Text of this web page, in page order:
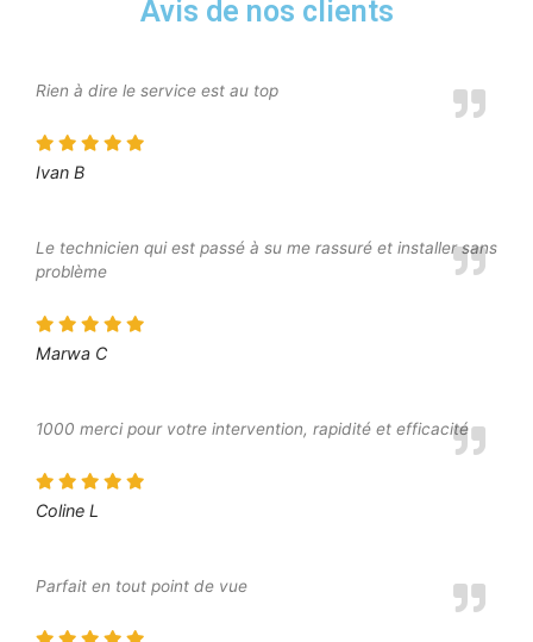
Avis de nos clients
Rien à dire le service est au top
Ivan B
Le technicien qui est passé à su me rassuré et installer sans
problème
Marwa C
1000 merci pour votre intervention, rapidité et efficacité
Coline L
Parfait en tout point de vue